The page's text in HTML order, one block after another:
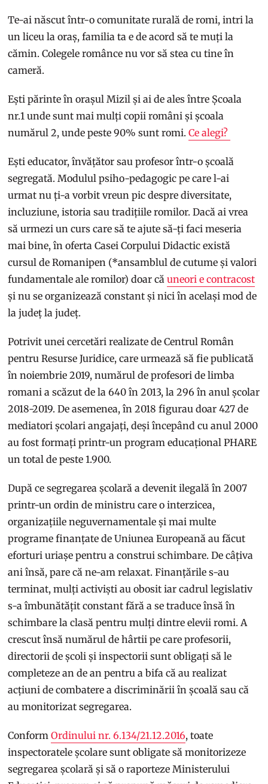
Te-ai născut într-o comunitate rurală de romi, intri la
un liceu la oraș, familia ta e de acord să te muți la
cămin. Colegele românce nu vor să stea cu tine în
cameră.
Ești părinte în orașul Mizil și ai de ales între Școala
nr.1 unde sunt mai mulți copii români și școala
numărul 2, unde peste 90% sunt romi.Ce alegi?
Ești educator, învățător sau profesor într-o școală
segregată. Modulul psiho-pedagogic pe care l-ai
urmat nu ți-a vorbit vreun pic despre diversitate,
incluziune, istoria sau tradițiile romilor. Dacă ai vrea
să urmezi un curs care să te ajute să-ți faci meseria
mai bine, în oferta Casei Corpului Didactic există
cursul de Romanipen (*ansamblul de cutume și valori
fundamentale ale romilor) doar căuneori e contracost
și nu se organizează constant și nici în același mod de
la județ la județ.
Potrivit unei cercetări realizate de Centrul Român
pentru Resurse Juridice, care urmează să fie publicată
în noiembrie 2019, numărul de profesori de limba
romani a scăzut de la 640 în 2013, la 296 în anul școlar
2018-2019. De asemenea, în 2018 figurau doar 427 de
mediatori școlari angajați, deși începând cu anul 2000
au fost formați printr-un program educațional PHARE
un total de peste 1.900.
După ce segregarea școlară a devenit ilegală în 2007
printr-un ordin de ministru care o interzicea,
organizațiile neguvernamentale și mai multe
programe finanțate de Uniunea Europeană au făcut
eforturi uriașe pentru a construi schimbare. De câțiva
ani însă, pare că ne-am relaxat. Finanțările s-au
terminat, mulți activiști au obosit iar cadrul legislativ
s-a îmbunătățit constant fără a se traduce însă în
schimbare la clasă pentru mulți dintre elevii romi. A
crescut însă numărul de hârtii pe care profesorii,
directorii de școli și inspectorii sunt obligați să le
completeze an de an pentru a bifa că au realizat
acțiuni de combatere a discriminării în școală sau că
au monitorizat segregarea.
ConformOrdinului nr. 6.134/21.12.2016, toate
inspectoratele școlare sunt obligate să monitorizeze
segregarea școlară și să o raporteze Ministerului